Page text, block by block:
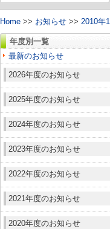
Home >> お知らせ >> 2010年
年度別一覧
最新のお知らせ
2026年度のお知らせ
2025年度のお知らせ
2024年度のお知らせ
2023年度のお知らせ
2022年度のお知らせ
2021年度のお知らせ
2020年度のお知らせ